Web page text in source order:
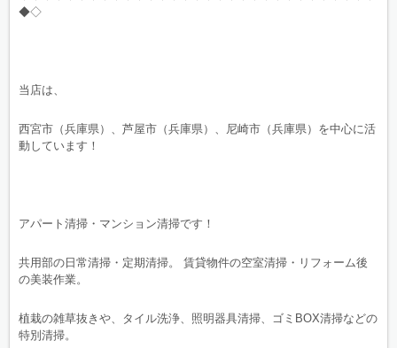
◆◇
当店は、
西宮市（兵庫県）、芦屋市（兵庫県）、尼崎市（兵庫県）を中心に活
動しています！
アパート清掃・マンション清掃です！
共用部の日常清掃・定期清掃。 賃貸物件の空室清掃・リフォーム後
の美装作業。
植栽の雑草抜きや、タイル洗浄、照明器具清掃、ゴミBOX清掃などの
特別清掃。